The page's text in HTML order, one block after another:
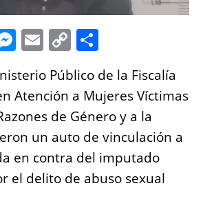
M
ss
e
n
g
er
E
ai
l
C
o
p
y
Li
n
k
h
a
re
Público de la Fiscalía
Atención a Mujeres Víctimas
de Género y a la
un auto de vinculación a
en contra del imputado
el delito de abuso sexual